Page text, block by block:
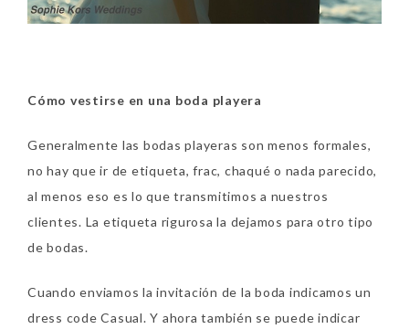
Cómo vestirse en una boda playera
Generalmente las bodas playeras son menos formales,
no hay que ir de etiqueta, frac, chaqué o nada parecido,
al menos eso es lo que transmitimos a nuestros
clientes. La etiqueta rigurosa la dejamos para otro tipo
de bodas.
Cuando enviamos la invitación de la boda indicamos un
dress code Casual. Y ahora también se puede indicar